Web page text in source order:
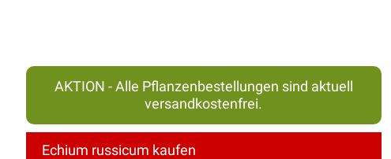
AKTION - Alle Pflanzenbestellungen sind aktuell
versandkostenfrei.
Echium russicum kaufen